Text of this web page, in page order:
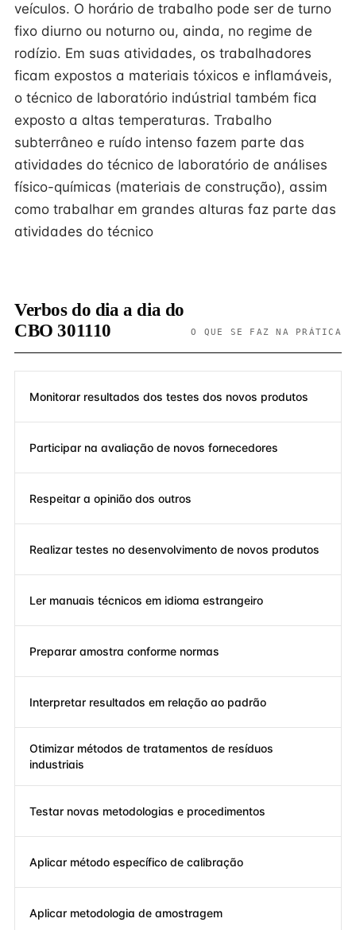
veículos. O horário de trabalho pode ser de turno
fixo diurno ou noturno ou, ainda, no regime de
rodízio. Em suas atividades, os trabalhadores
ficam expostos a materiais tóxicos e inflamáveis,
o técnico de laboratório indústrial também fica
exposto a altas temperaturas. Trabalho
subterrâneo e ruído intenso fazem parte das
atividades do técnico de laboratório de análises
físico-químicas (materiais de construção), assim
como trabalhar em grandes alturas faz parte das
atividades do técnico
Verbos do dia a dia do
CBO 301110
O QUE SE FAZ NA PRÁTICA
Monitorar resultados dos testes dos novos produtos
Participar na avaliação de novos fornecedores
Respeitar a opinião dos outros
Realizar testes no desenvolvimento de novos produtos
Ler manuais técnicos em idioma estrangeiro
Preparar amostra conforme normas
Interpretar resultados em relação ao padrão
Otimizar métodos de tratamentos de resíduos
industriais
Testar novas metodologias e procedimentos
Aplicar método específico de calibração
Aplicar metodologia de amostragem